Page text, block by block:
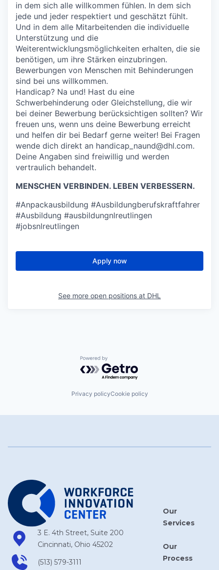
in dem sich alle willkommen fühlen. In dem sich
jede und jeder respektiert und geschätzt fühlt.
Und in dem alle Mitarbeitenden die individuelle
Unterstützung und die
Weiterentwicklungsmöglichkeiten erhalten, die sie
benötigen, um ihre Stärken einzubringen.
Bewerbungen von Menschen mit Behinderungen
sind bei uns willkommen.
Handicap? Na und! Hast du eine
Schwerbehinderung oder Gleichstellung, die wir
bei deiner Bewerbung berücksichtigen sollten? Wir
freuen uns, wenn uns deine Bewerbung erreicht
und helfen dir bei Bedarf gerne weiter! Bei Fragen
wende dich direkt an handicap_naund@dhl.com.
Deine Angaben sind freiwillig und werden
vertraulich behandelt.
MENSCHEN VERBINDEN. LEBEN VERBESSERN.
#Anpackausbildung #Ausbildungberufskraftfahrer
#Ausbildung #ausbildungnlreutlingen
#jobsnlreutlingen
Apply now
See more open positions at DHL
Powered by Getro.com
Privacy policyCookie policy
3 E. 4th Street, Suite 200
Cincinnati, Ohio 45202
(513) 579-3111
Our
Services
Our
Process